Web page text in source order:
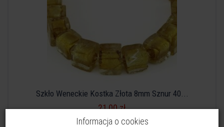
Szkło Weneckie Kostka Złota 8mm Sznur 40...
21,00 zł
Informacja o cookies